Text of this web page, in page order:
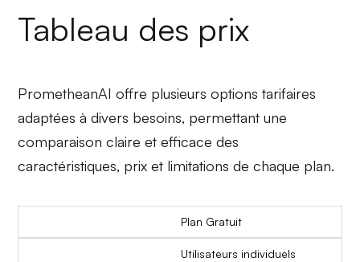
Tableau des prix
PrometheanAI offre plusieurs options tarifaires
adaptées à divers besoins, permettant une
comparaison claire et efficace des
caractéristiques, prix et limitations de chaque plan.
Plan Gratuit
Utilisateurs individuels